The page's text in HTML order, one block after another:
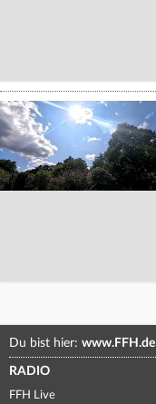
Du bist hier: www.FFH.de
RADIO
FFH Live